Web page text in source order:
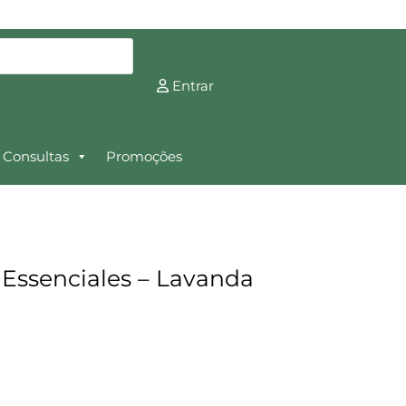
Entrar
Consultas Promoções
– Lavanda